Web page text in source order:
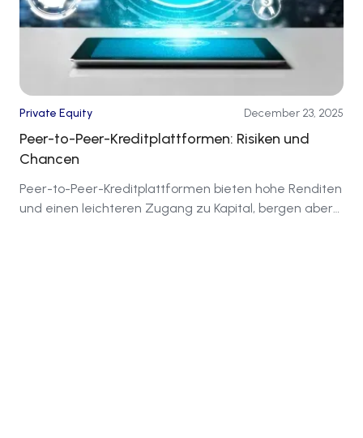
Private Equity December 23, 2025
Peer-to-Peer-Kreditplattformen: Risiken und
Chancen
Peer-to-Peer-Kreditplattformen bieten hohe Renditen
und einen leichteren Zugang zu Kapital, bergen aber